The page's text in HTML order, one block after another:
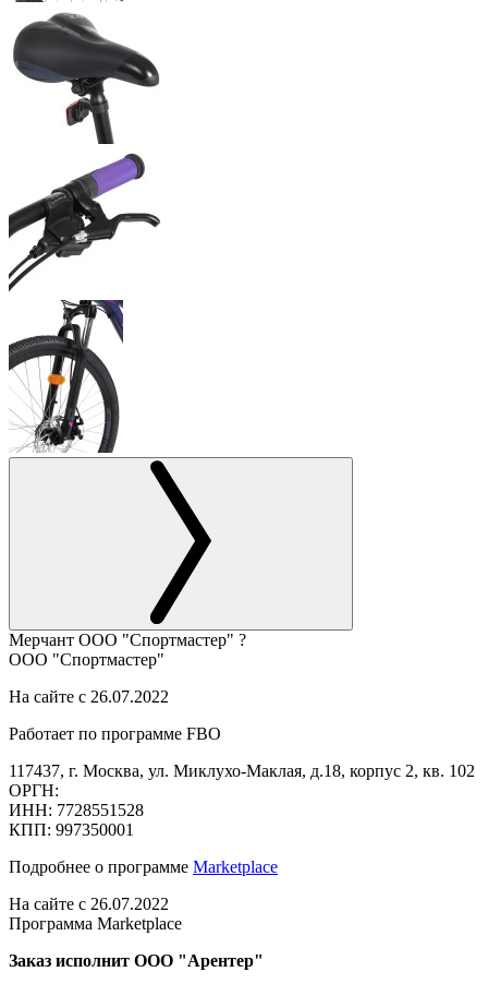
Мерчант ООО "Спортмастер" ?
ООО "Спортмастер"
На сайте с 26.07.2022
Работает по программе FBO
117437, г. Москва, ул. Миклухо-Маклая, д.18, корпус 2, кв. 102
ОРГН:
ИНН: 7728551528
КПП: 997350001
Подробнее о программе Marketplace
На сайте с 26.07.2022
Программа Marketplace
Заказ исполнит ООО "Арентер"